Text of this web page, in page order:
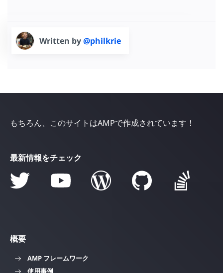
Written by@philkrie
もちろん、このサイトはAMPで作成されています！
最新情報をチェック
概要
AMP フレームワーク
使用事例